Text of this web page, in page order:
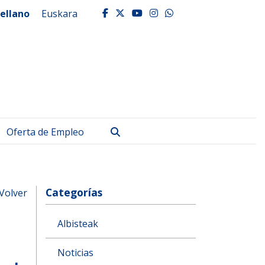
Euskara facebook
twitter
youtube
instagram
whatsapp
Oferta de Empleo
Categorías
Albisteak
Noticias